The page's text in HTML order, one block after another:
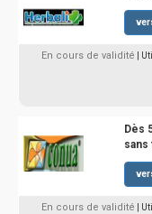
En cours de validité |
Dès
sans
En cours de validité |